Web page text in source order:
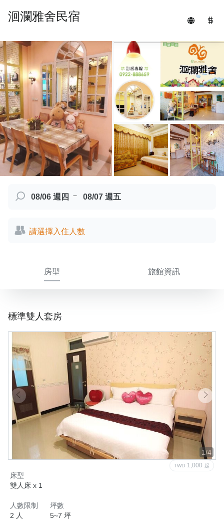
洄瀾雅舍民宿
08/06 週四 － 08/07 週五
請選擇入住人數
房型 旅館資訊
標準雙人套房
1/4
TWD 1,000 起
床型
雙人床 x 1
人數限制
2 人
坪數
5~7 坪